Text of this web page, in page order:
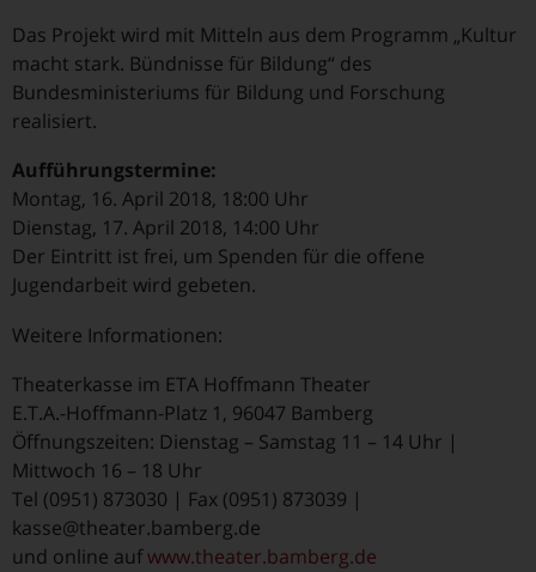
Das Projekt wird mit Mitteln aus dem Programm „Kultur
macht stark. Bündnisse für Bildung“ des
Bundesministeriums für Bildung und Forschung
realisiert.
Aufführungstermine:
Montag, 16. April 2018, 18:00 Uhr
Dienstag, 17. April 2018, 14:00 Uhr
Der Eintritt ist frei, um Spenden für die offene
Jugendarbeit wird gebeten.
Weitere Informationen:
Theaterkasse im ETA Hoffmann Theater
E.T.A.-Hoffmann-Platz 1, 96047 Bamberg
Öffnungszeiten: Dienstag – Samstag 11 – 14 Uhr |
Mittwoch 16 – 18 Uhr
Tel (0951) 873030 | Fax (0951) 873039 |
kasse@theater.bamberg.de
und online aufwww.theater.bamberg.de